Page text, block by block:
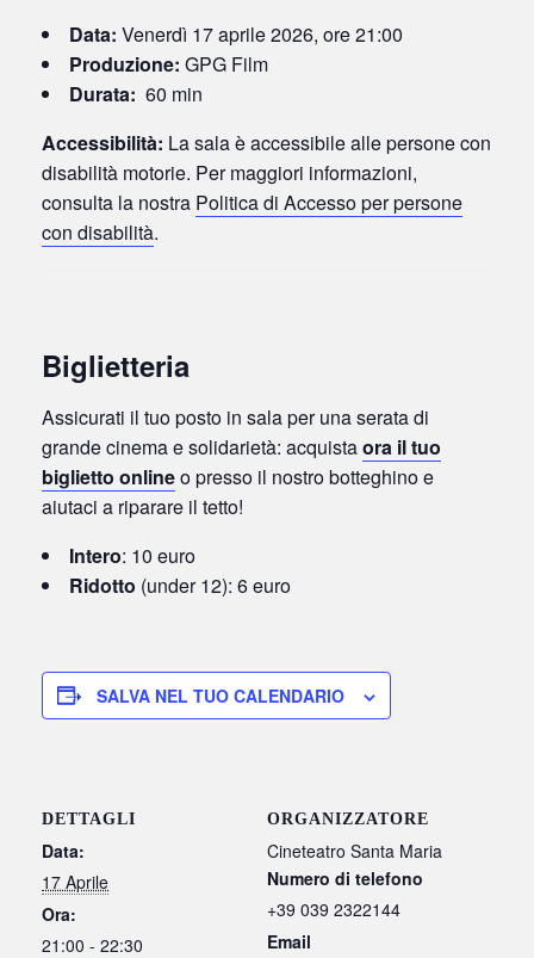
Data: Venerdì 17 aprile 2026, ore 21:00
Produzione: GPG Film
Durata: 60 min
Accessibilità: La sala è accessibile alle persone con
disabilità motorie. Per maggiori informazioni,
consulta la nostra Politica di Accesso per persone
con disabilità.
Biglietteria
Assicurati il tuo posto in sala per una serata di
grande cinema e solidarietà: acquistaora il tuo
biglietto onlineo presso il nostro botteghino e
aiutaci a riparare il tetto!
Intero: 10 euro
Ridotto (under 12): 6 euro
SALVA NEL TUO CALENDARIO
DETTAGLI
Data:
17 Aprile
Ora:
21:00 - 22:30
ORGANIZZATORE
Cineteatro Santa Maria
Numero di telefono
+39 039 2322144
Email